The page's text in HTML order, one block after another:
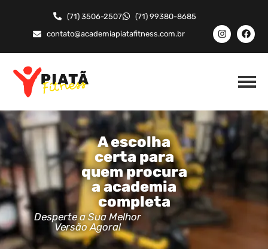
(71) 3506-2507
(71) 99380-8685
contato@academiapiatafitness.com.br
A escolha
certa para
quem procura
a academia
completa
Desperte a Sua Melhor
Versão Agora!